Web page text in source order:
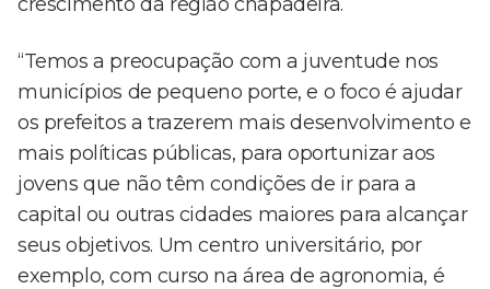
crescimento da região chapadeira.
“Temos a preocupação com a juventude nos
municípios de pequeno porte, e o foco é ajudar
os prefeitos a trazerem mais desenvolvimento e
mais políticas públicas, para oportunizar aos
jovens que não têm condições de ir para a
capital ou outras cidades maiores para alcançar
seus objetivos. Um centro universitário, por
exemplo, com curso na área de agronomia, é